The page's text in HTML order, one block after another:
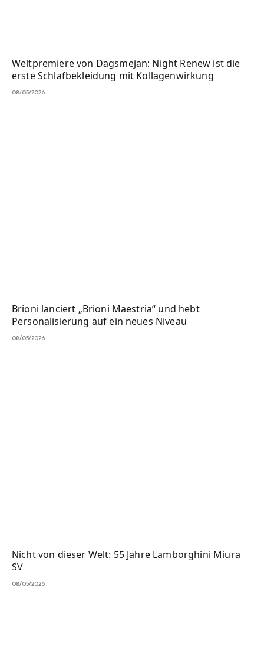
Weltpremiere von Dagsmejan: Night Renew ist die
erste Schlafbekleidung mit Kollagenwirkung
08/05/2026
Brioni lanciert „Brioni Maestria“ und hebt
Personalisierung auf ein neues Niveau
08/05/2026
Nicht von dieser Welt: 55 Jahre Lamborghini Miura
SV
08/05/2026